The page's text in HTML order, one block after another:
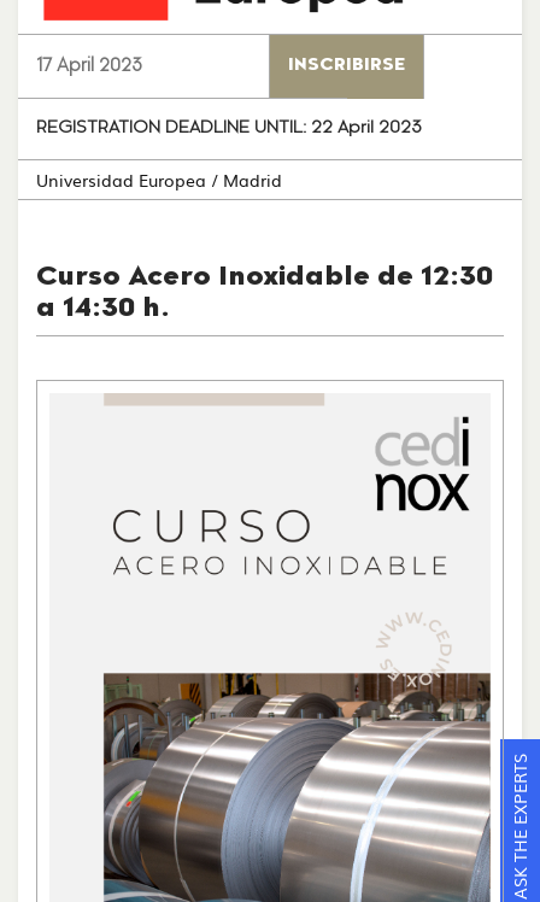
17 April 2023 INSCRIBIRSE
REGISTRATION DEADLINE UNTIL: 22 April 2023
Universidad Europea / Madrid
Curso Acero Inoxidable de 12:30
a 14:30 h.
ASK THE EXPERTS